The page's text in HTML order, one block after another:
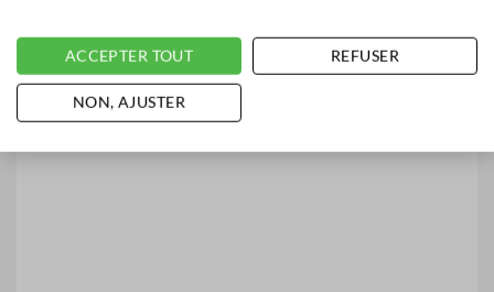
ACCEPTER TOUT REFUSER
NON, AJUSTER